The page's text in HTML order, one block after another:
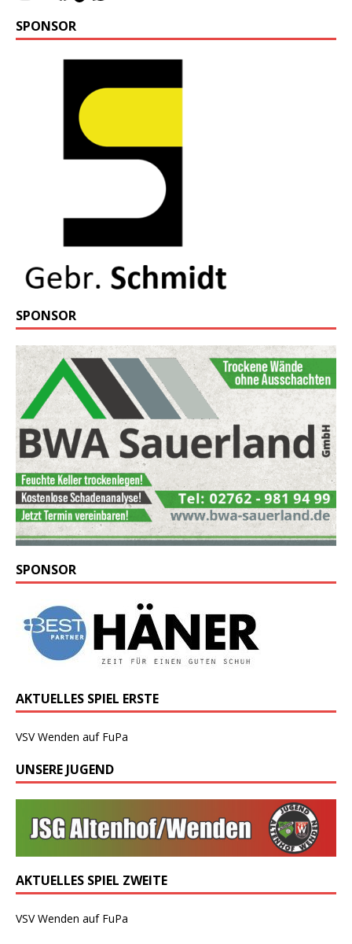
SPONSOR
SPONSOR
SPONSOR
AKTUELLES SPIEL ERSTE
VSV Wenden auf FuPa
UNSERE JUGEND
AKTUELLES SPIEL ZWEITE
VSV Wenden auf FuPa